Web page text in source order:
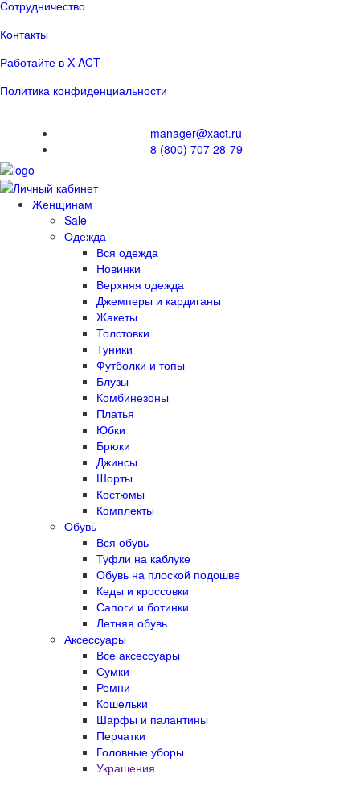
Сотрудничество
Контакты
Работайте в X-ACT
Политика конфиденциальности
manager@xact.ru
8 (800) 707 28-79
Женщинам
Sale
Одежда
Вся одежда
Новинки
Верхняя одежда
Джемперы и кардиганы
Жакеты
Толстовки
Туники
Футболки и топы
Блузы
Комбинезоны
Платья
Юбки
Брюки
Джинсы
Шорты
Костюмы
Комплекты
Обувь
Вся обувь
Туфли на каблуке
Обувь на плоской подошве
Кеды и кроссовки
Сапоги и ботинки
Летняя обувь
Аксессуары
Все аксессуары
Сумки
Ремни
Кошельки
Шарфы и палантины
Перчатки
Головные уборы
Украшения